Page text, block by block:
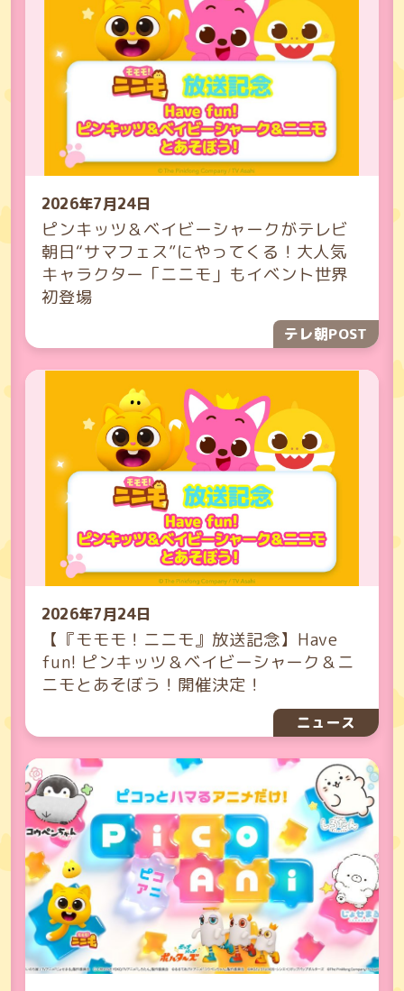
2026年7月24日
ピンキッツ＆ベイビーシャークがテレビ
朝日“サマフェス”にやってくる！大人気
キャラクター「ニニモ」もイベント世界
初登場
テレ朝POST
2026年7月24日
【『モモモ！ニニモ』放送記念】Have
fun! ピンキッツ＆ベイビーシャーク＆ニ
ニモとあそぼう！開催決定！
ニュース